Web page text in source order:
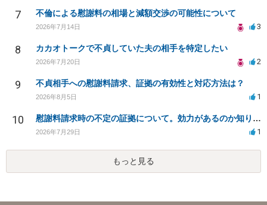
7 不倫による慰謝料の相場と減額交渉の可能性について
2026年7月14日 3
8 カカオトークで不貞していた夫の相手を特定したい
2026年7月20日 2
9 不貞相手への慰謝料請求、証拠の有効性と対応方法は？
2026年8月5日 1
10 慰謝料請求時の不定の証拠について。効力があるのか知りたい。
2026年7月29日 1
もっと見る